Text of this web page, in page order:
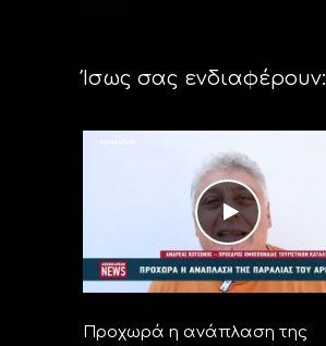
Ίσως σας ενδιαφέρουν:
Προχωρά η ανάπλαση της